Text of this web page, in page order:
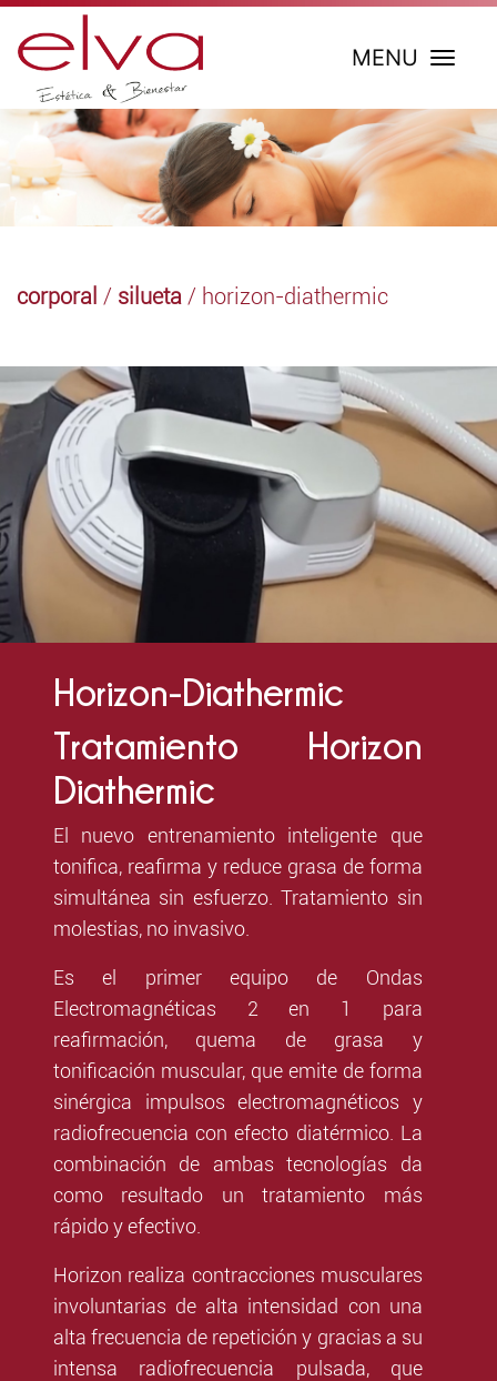
MENU
corporal / silueta / horizon-diathermic
Horizon-Diathermic
Tratamiento Horizon
Diathermic
El nuevo entrenamiento inteligente que
tonifica, reafirma y reduce grasa de forma
simultánea sin esfuerzo. Tratamiento sin
molestias, no invasivo.
Es el primer equipo de Ondas
Electromagnéticas 2 en 1 para
reafirmación, quema de grasa y
tonificación muscular, que emite de forma
sinérgica impulsos electromagnéticos y
radiofrecuencia con efecto diatérmico. La
combinación de ambas tecnologías da
como resultado un tratamiento más
rápido y efectivo.
Horizon realiza contracciones musculares
involuntarias de alta intensidad con una
alta frecuencia de repetición y gracias a su
intensa radiofrecuencia pulsada, que